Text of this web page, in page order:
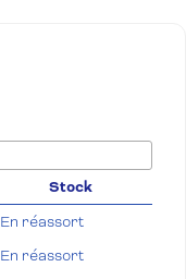
Stock
En réassort
En réassort